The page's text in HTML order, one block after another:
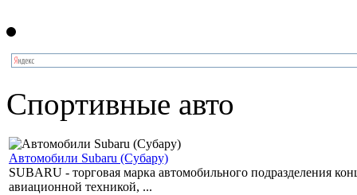
Спортивные авто
Автомобили Subaru (Субару)
SUBARU - торговая марка автомобильного подразделения
авиационной техникой, ...